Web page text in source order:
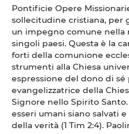
Pontificie Opere
sollecitudine cristiana, per
un impegno comune
singoli paesi. Questa è la
forti della comunione
strumenti alla Chiesa
espressione del dono di
evangelizzatrice della
Signore nello Spirito
esseri umani siano salvati
della verità (1 Tim 2:4).